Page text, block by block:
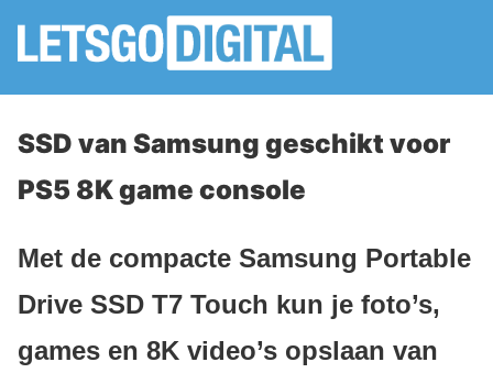
SSD van Samsung geschikt voor
PS5 8K game console
Met de compacte Samsung Portable
Drive SSD T7 Touch kun je foto’s,
games en 8K video’s opslaan van